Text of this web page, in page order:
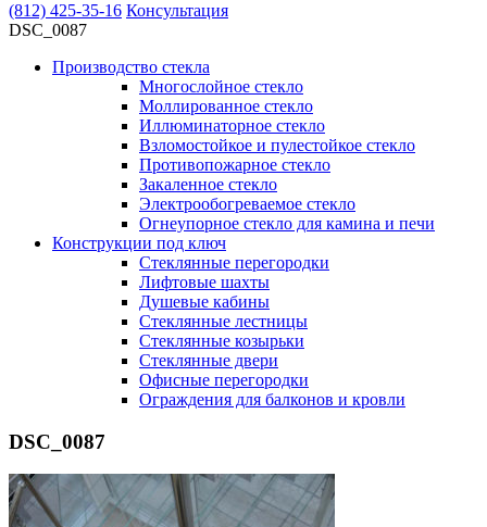
(812) 425-35-16 Консультация
DSC_0087
Производство стекла
Многослойное стекло
Моллированное стекло
Иллюминаторное стекло
Взломостойкое и пулестойкое стекло
Противопожарное стекло
Закаленное стекло
Электрообогреваемое стекло
Огнеупорное стекло для камина и печи
Конструкции под ключ
Стеклянные перегородки
Лифтовые шахты
Душевые кабины
Cтеклянные лестницы
Cтеклянные козырьки
Cтеклянные двери
Офисные перегородки
Ограждения для балконов и кровли
DSC_0087